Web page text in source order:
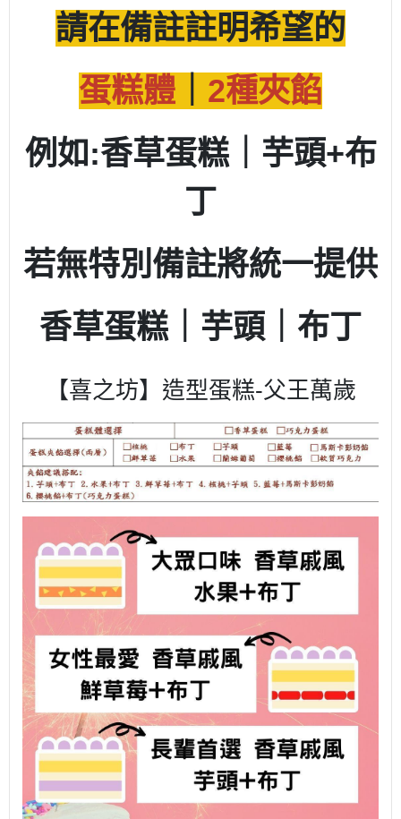
請在備註註明希望的
蛋糕體
2種夾餡
例如:香草蛋糕｜芋頭+布
丁
若無特別備註將統一提供
香草蛋糕｜芋頭｜布丁
【喜之坊】造型蛋糕-父王萬歲